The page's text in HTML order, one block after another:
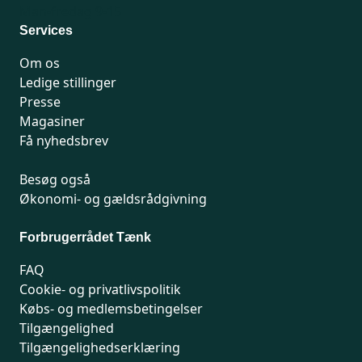
Services
Om os
Ledige stillinger
Presse
Magasiner
Få nyhedsbrev
Besøg også
Økonomi- og gældsrådgivning
Forbrugerrådet Tænk
FAQ
Cookie- og privatlivspolitik
Købs- og medlemsbetingelser
Tilgængelighed
Tilgængelighedserklæring